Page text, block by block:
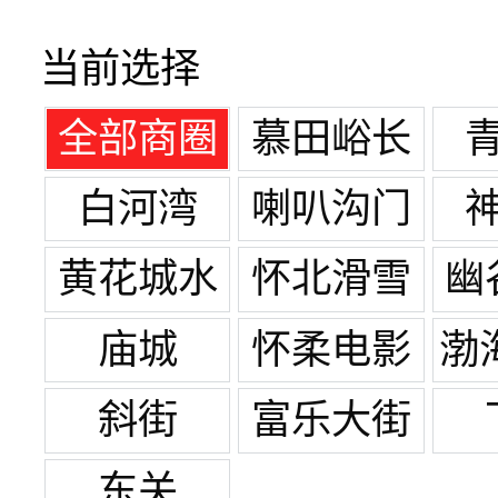
当前选择
全部商圈
慕田峪长
城
白河湾
喇叭沟门
白桦林景
区
黄花城水
长城
怀北滑雪
场
幽
庙城
怀柔电影
旅游拍摄
基地
渤
斜街 富乐大街